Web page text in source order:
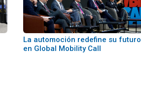
La automoción redefine su futuro
en Global Mobility Call